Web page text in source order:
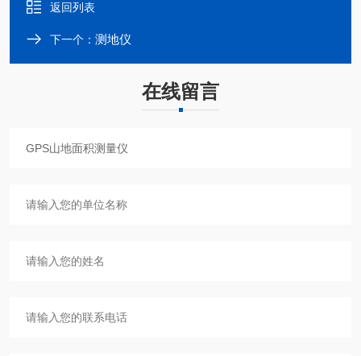
返回列表
下一个： 测地仪
在线留言